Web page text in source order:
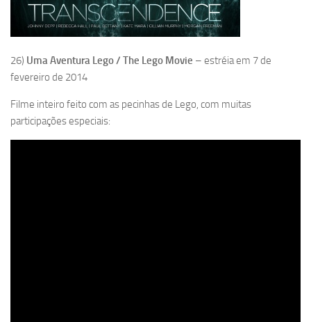
26) Uma Aventura Lego / The Lego Movie – estréia em 7 de
fevereiro de 2014
Filme inteiro feito com as pecinhas de Lego, com muitas
participações especiais: